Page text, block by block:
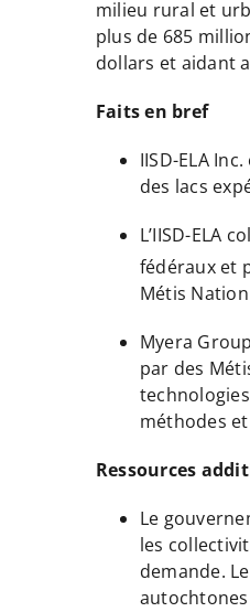
milieu rural et
plus de 685
dollars et aidant
Faits en bref
IISD-ELA
des lacs
L’IISD-ELA
fédéraux et
Métis
Myera
par des
méthodes
Ressources
Le
les
demande.